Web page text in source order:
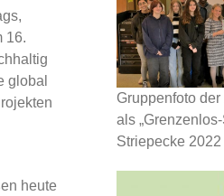
16.
global
heute
Gruppenfoto
als
Striepecke 2022